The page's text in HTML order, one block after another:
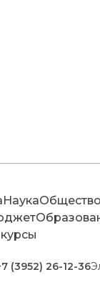
НаукаОбщество
(3952) 26-12-36